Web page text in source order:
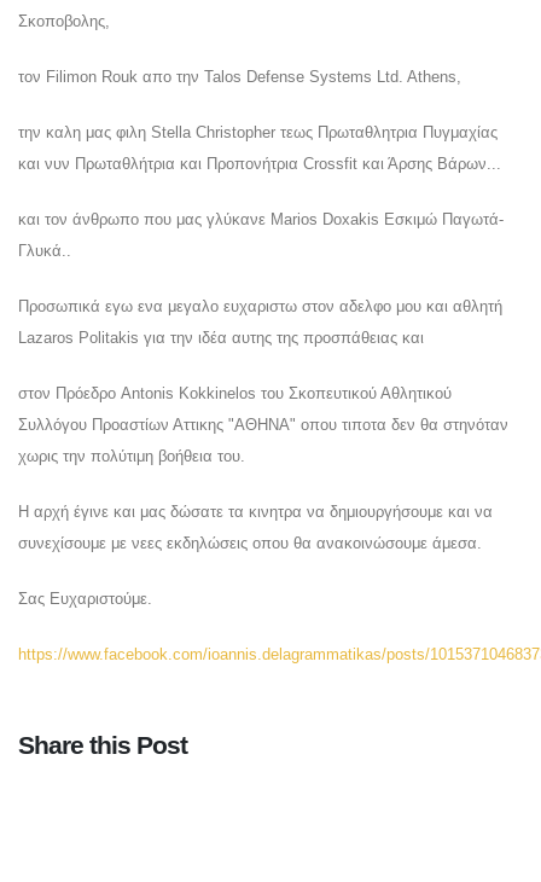
Σκοποβολης,
τον Filimon Rouk απο την Talos Defense Systems Ltd. Athens,
την καλη μας φιλη Stella Christopher τεως Πρωταθλητρια Πυγμαχίας
και νυν Πρωταθλήτρια και Προπονήτρια Crossfit και Άρσης Βάρων...
και τον άνθρωπο που μας γλύκανε Marios Doxakis Εσκιμώ Παγωτά-
Γλυκά..
Προσωπικά εγω ενα μεγαλο ευχαριστω στον αδελφο μου και αθλητή
Lazaros Politakis για την ιδέα αυτης της προσπάθειας και
στον Πρόεδρο Antonis Kokkinelos του Σκοπευτικού Αθλητικού
Συλλόγου Προαστίων Αττικης "ΑΘΗΝΑ" οπου τιποτα δεν θα στηνόταν
χωρις την πολύτιμη βοήθεια του.
Η αρχή έγινε και μας δώσατε τα κινητρα να δημιουργήσουμε και να
συνεχίσουμε με νεες εκδηλώσεις οπου θα ανακοινώσουμε άμεσα.
Σας Ευχαριστούμε.
https://www.facebook.com/ioannis.delagrammatikas/posts/
Share this Post